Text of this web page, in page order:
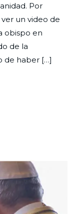
tu
Por
un video de
obispo en
de la
de haber […]